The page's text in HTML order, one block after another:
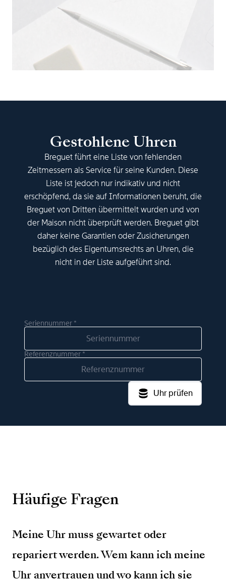
Gestohlene Uhren
Breguet führt eine Liste von fehlenden
Zeitmessern als Service für seine Kunden. Diese
Liste ist jedoch nur indikativ und nicht
erschöpfend, da sie auf Informationen beruht, die
Breguet von Dritten übermittelt wurden und von
der Maison nicht überprüft werden. Breguet gibt
daher keine Garantien oder Zusicherungen
bezüglich des Eigentumsrechts an Uhren, die
nicht in der Liste aufgeführt sind.
Seriennummer *
Referenznummer *
Uhr prüfen
Häufige Fragen
Meine Uhr muss gewartet oder
repariert werden. Wem kann ich meine
Uhr anvertrauen und wo kann ich sie